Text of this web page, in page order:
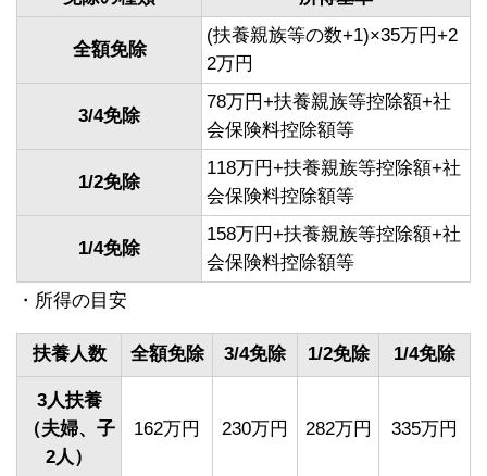
全額免除
(扶養親族等の数+1)×35万円+2
2万円
3/4免除
78万円+扶養親族等控除額+社
会保険料控除額等
1/2免除
118万円+扶養親族等控除額+社
会保険料控除額等
1/4免除
158万円+扶養親族等控除額+社
会保険料控除額等
・所得の目安
扶養人数 全額免除 3/4免除 1/2免除 1/4免除
3人扶養
（夫婦、子
2人）
162万円 230万円 282万円 335万円